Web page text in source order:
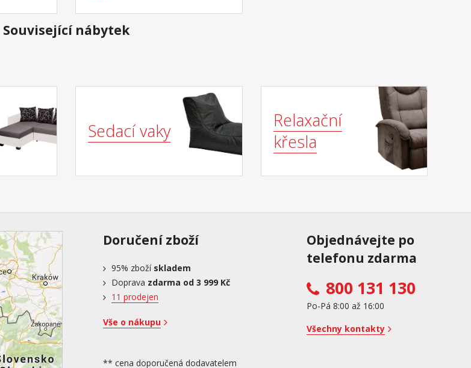
Související nábytek
Sedací vaky
Relaxační
křesla
Doručení zboží
95% zboží skladem
Doprava zdarma od 3 999 Kč
11 prodejen
Vše o nákupu
** cena doporučená dodavatelem
Objednávejte po
telefonu zdarma
800 131 130
Po-Pá 8:00 až 16:00
Všechny kontakty